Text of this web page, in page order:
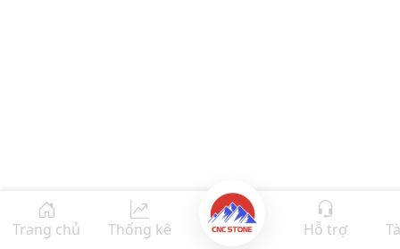
Trang chủ Thống kê Hỗ trợ